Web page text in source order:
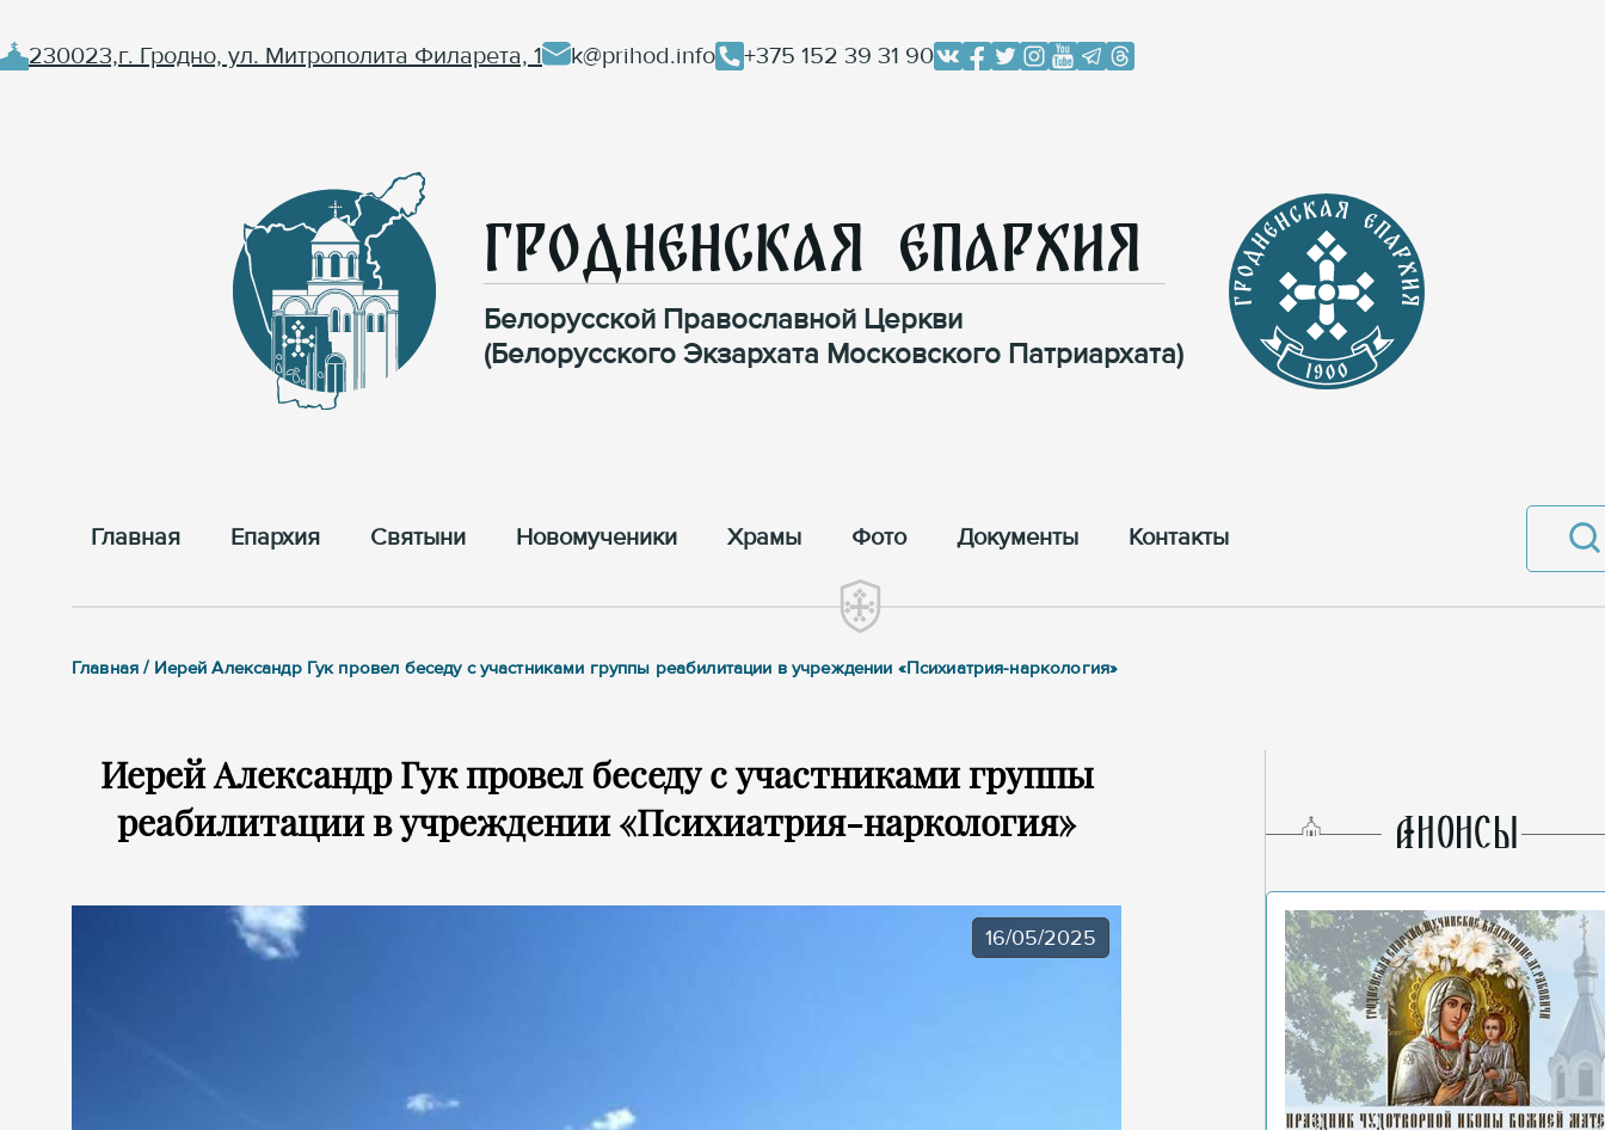
230023,г. Гродно, ул. Митрополита Филарета, 1 k@prihod.info +375 152 39 31 90
Гродненская Епархия
Белорусской Православной Церкви
(Белорусского Экзархата Московского Патриархата)
Главная Епархия Cвятыни Новомученики Храмы Фото Документы Контакты
Главная / Иерей Александр Гук провел беседу с участниками группы реабилитации в учреждении «Психиатрия-наркология»
Иерей Александр Гук провел беседу с участниками группы
реабилитации в учреждении «Психиатрия-наркология»
16/05/2025
AНОНСЫ